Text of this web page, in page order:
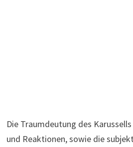
Die Traumdeutung des
und Reaktionen, sowie die